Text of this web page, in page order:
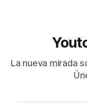
La nueva mirada